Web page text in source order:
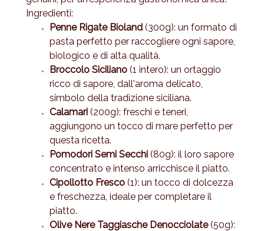
Ingredienti:
Penne Rigate Bioland (300g): un formato di
pasta perfetto per raccogliere ogni sapore,
biologico e di alta qualità.
Broccolo Siciliano (1 intero): un ortaggio
ricco di sapore, dall'aroma delicato,
simbolo della tradizione siciliana.
Calamari (200g): freschi e teneri,
aggiungono un tocco di mare perfetto per
questa ricetta.
Pomodori Semi Secchi (80g): il loro sapore
concentrato e intenso arricchisce il piatto.
Cipollotto Fresco (1): un tocco di dolcezza
e freschezza, ideale per completare il
piatto.
Olive Nere Taggiasche Denocciolate(50g):